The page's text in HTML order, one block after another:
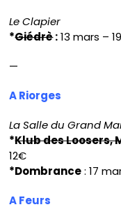
Le Clapier
*Giédrè:13 mars –
—
A Riorges
La Salle du Grand
*Klub des Loosers,
12€
*Dombrance: 17
A Feurs